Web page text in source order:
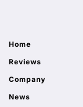
Home
Reviews
Company
News